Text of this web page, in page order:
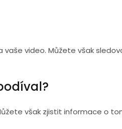
vaše video. Můžete však
však zjistit informace o